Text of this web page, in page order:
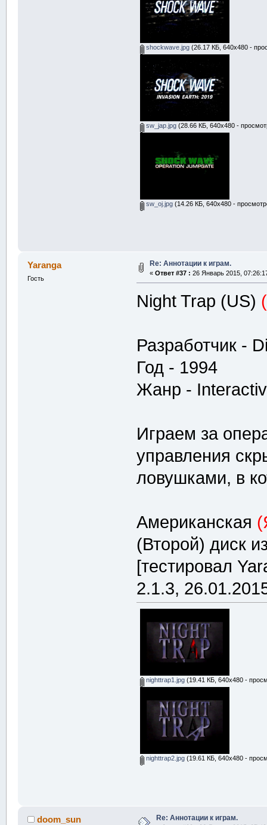
shockwave.jpg(26.17 КБ, 640x480 -
sw_jap.jpg(28.66 КБ, 640x480 -
sw_oj.jpg(14.26 КБ, 640x480 -
Yaranga
Гость
Re: Аннотации к играм.
« Ответ #37 : 26 Январь 2015,
Night Trap (US)
Разработчик -
Год - 1994
Жанр -
Играем за
управления
ловушками, в
Американская
(Второй) диск
[тестировал
2.1.3,
nighttrap1.jpg(19.41 КБ, 640x480 -
nighttrap2.jpg(19.61 КБ, 640x480 -
doom_sun Re: Аннотации к играм.